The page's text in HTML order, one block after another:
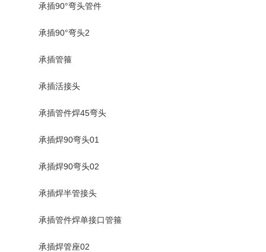
承插90°弯头管件
承插90°弯头2
承插管箍
承插活接头
承插管件焊45弯头
承插焊90弯头01
承插焊90弯头02
承插焊半管接头
承插管件焊单接口管箍
承插焊管座02